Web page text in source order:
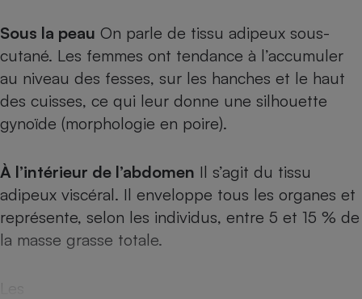
Sous la peau On parle de tissu adipeux sous-
cutané. Les femmes ont tendance à l’accumuler
au niveau des fesses, sur les hanches et le haut
des cuisses, ce qui leur donne une silhouette
gynoïde (morphologie en poire).
À l’intérieur de l’abdomen Il s’agit du tissu
adipeux viscéral. Il enveloppe tous les organes et
représente, selon les individus, entre 5 et 15 % de
la masse grasse totale.
Les
Cafetière à expressos